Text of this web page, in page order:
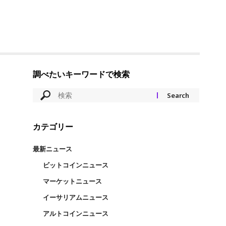
調べたいキーワードで検索
カテゴリー
最新ニュース
ビットコインニュース
マーケットニュース
イーサリアムニュース
アルトコインニュース